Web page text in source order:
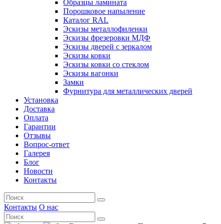
Образцы ламината
Порошковое напыление
Каталог RAL
Эскизы металлофиленки
Эскизы фрезеровки МДФ
Эскизы дверей с зеркалом
Эскизы ковки
Эскизы ковки со стеклом
Эскизы вагонки
Замки
Фурнитура для металлических дверей
Установка
Доставка
Оплата
Гарантии
Отзывы
Вопрос-ответ
Галерея
Блог
Новости
Контакты
Контакты О нас